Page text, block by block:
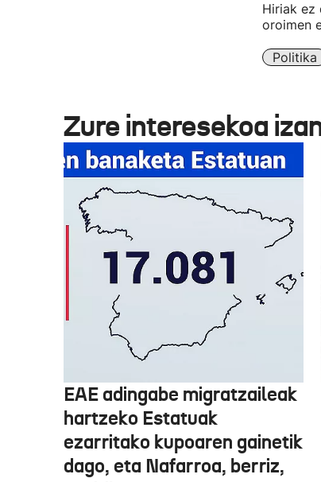
Hiriak ez
oroimen
Politika
Zure interesekoa
EAE adingabe migratzaileak
hartzeko Estatuak
ezarritako kupoaren gainetik
dago, eta Nafarroa, berriz,